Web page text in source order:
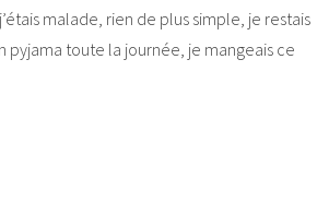
malade, rien de plus simple, je restais
pyjama toute la journée, je mangeais ce